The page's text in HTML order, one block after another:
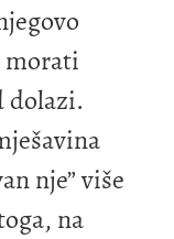
morati
dolazi.
nje” više
na